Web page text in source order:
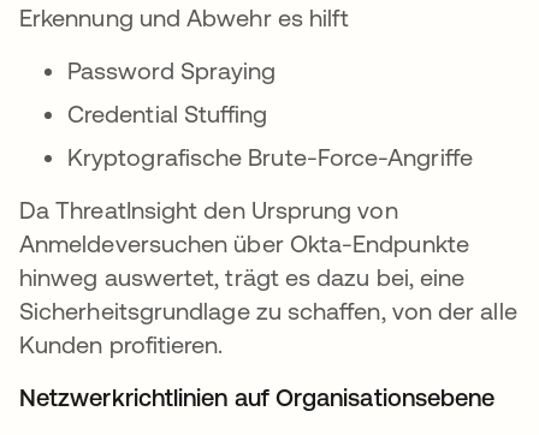
Erkennung und Abwehr es hilft
Password Spraying
Credential Stuffing
Kryptografische Brute-Force-Angriffe
Da ThreatInsight den Ursprung von
Anmeldeversuchen über Okta-Endpunkte
hinweg auswertet, trägt es dazu bei, eine
Sicherheitsgrundlage zu schaffen, von der alle
Kunden profitieren.
Netzwerkrichtlinien auf Organisationsebene